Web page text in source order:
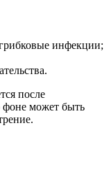
инфекции;
после
фоне может быть